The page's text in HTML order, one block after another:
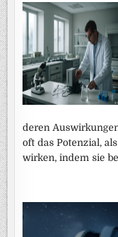
deren
oft das Potenzial,
wirken, indem sie